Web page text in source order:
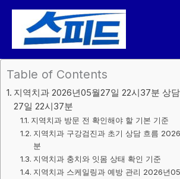
건
너
Table of Contents
지역치과 2026년05월27일 22시37분 상
27일 22시37분
지역치과 방문 전 확인해야 할 기본 기준
지역치과 구강검진과 초기 상담 흐름
분
지역치과 충치와 잇몸 상태 확인 기준
지역치과 스케일링과 예방 관리 2026년